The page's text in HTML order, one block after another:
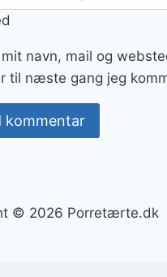
mit navn, mail og
til næste gang jeg
© 2026 Porretærte.dk